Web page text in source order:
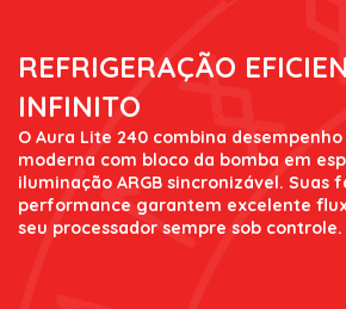
REFRIGERAÇÃO
INFINITO
O Aura Lite 240 combina
moderna com bloco da bomba em
iluminação ARGB sincronizável. Suas
performance garantem excelente
seu processador sempre sob controle.